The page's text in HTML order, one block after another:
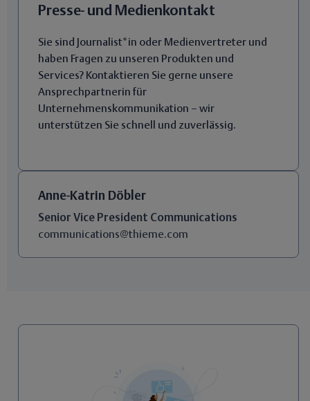
Presse- und Medienkontakt
Sie sind Journalist*in oder Medienvertreter und
haben Fragen zu unseren Produkten und
Services? Kontaktieren Sie gerne unsere
Ansprechpartnerin für
Unternehmenskommunikation – wir
unterstützen Sie schnell und zuverlässig.
Anne-Katrin Döbler
Senior Vice President Communications
communications@thieme.com